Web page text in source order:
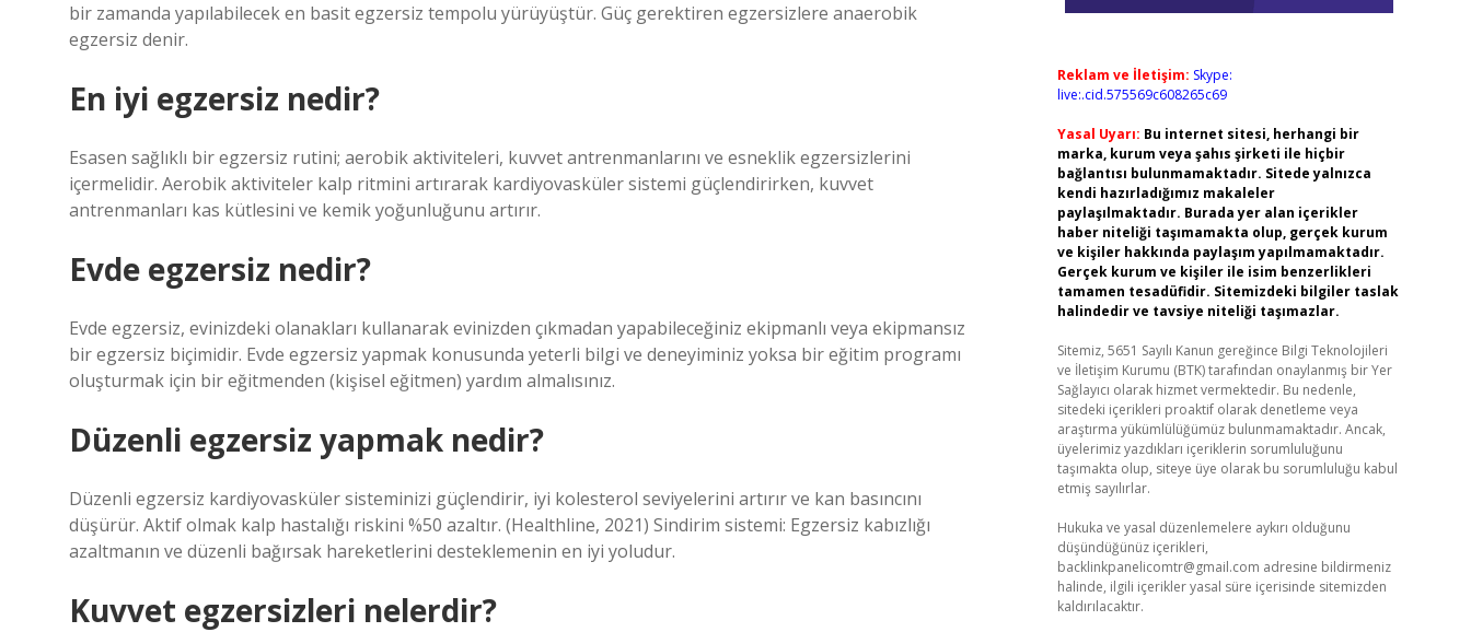
bir zamanda yapılabilecek en basit egzersiz tempolu yürüyüştür. Güç gerektiren egzersizlere anaerobik
egzersiz denir.
En iyi egzersiz nedir?
Esasen sağlıklı bir egzersiz rutini; aerobik aktiviteleri, kuvvet antrenmanlarını ve esneklik egzersizlerini
içermelidir. Aerobik aktiviteler kalp ritmini artırarak kardiyovasküler sistemi güçlendirirken, kuvvet
antrenmanları kas kütlesini ve kemik yoğunluğunu artırır.
Evde egzersiz nedir?
Evde egzersiz, evinizdeki olanakları kullanarak evinizden çıkmadan yapabileceğiniz ekipmanlı veya ekipmansız
bir egzersiz biçimidir. Evde egzersiz yapmak konusunda yeterli bilgi ve deneyiminiz yoksa bir eğitim programı
oluşturmak için bir eğitmenden (kişisel eğitmen) yardım almalısınız.
Düzenli egzersiz yapmak nedir?
Düzenli egzersiz kardiyovasküler sisteminizi güçlendirir, iyi kolesterol seviyelerini artırır ve kan basıncını
düşürür. Aktif olmak kalp hastalığı riskini %50 azaltır. (Healthline, 2021) Sindirim sistemi: Egzersiz kabızlığı
azaltmanın ve düzenli bağırsak hareketlerini desteklemenin en iyi yoludur.
Kuvvet egzersizleri nelerdir?
Reklam ve İletişim: Skype:
live:.cid.575569c608265c69
Yasal Uyarı: Bu internet sitesi, herhangi bir
marka, kurum veya şahıs şirketi ile hiçbir
bağlantısı bulunmamaktadır. Sitede yalnızca
kendi hazırladığımız makaleler
paylaşılmaktadır. Burada yer alan içerikler
haber niteliği taşımamakta olup, gerçek kurum
ve kişiler hakkında paylaşım yapılmamaktadır.
Gerçek kurum ve kişiler ile isim benzerlikleri
tamamen tesadüfidir. Sitemizdeki bilgiler taslak
halindedir ve tavsiye niteliği taşımazlar.
Sitemiz, 5651 Sayılı Kanun gereğince Bilgi Teknolojileri
ve İletişim Kurumu (BTK) tarafından onaylanmış bir Yer
Sağlayıcı olarak hizmet vermektedir. Bu nedenle,
sitedeki içerikleri proaktif olarak denetleme veya
araştırma yükümlülüğümüz bulunmamaktadır. Ancak,
üyelerimiz yazdıkları içeriklerin sorumluluğunu
taşımakta olup, siteye üye olarak bu sorumluluğu kabul
etmiş sayılırlar.
Hukuka ve yasal düzenlemelere aykırı olduğunu
düşündüğünüz içerikleri,
backlinkpanelicomtr@gmail.com adresine bildirmeniz
halinde, ilgili içerikler yasal süre içerisinde sitemizden
kaldırılacaktır.